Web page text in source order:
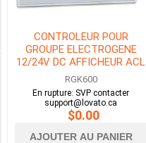
CONTROLEUR POUR
GROUPE ELECTROGENE
12/24V DC AFFICHEUR ACL
GRAPHIQUE
RGK600
En rupture: SVP contacter
support@lovato.ca
$0.00
AJOUTER AU PANIER
(1)
Availability
Exclude
Out